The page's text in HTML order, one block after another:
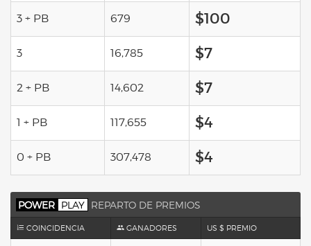
3 + PB 679 $100
3 16,785 $7
2 + PB 14,602 $7
1 + PB 117,655 $4
0 + PB 307,478 $4
POWER PLAY REPARTO DE PREMIOS
COINCIDENCIA GANADORES US $ PREMIO